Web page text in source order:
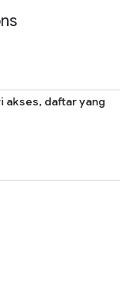
akses, daftar yang